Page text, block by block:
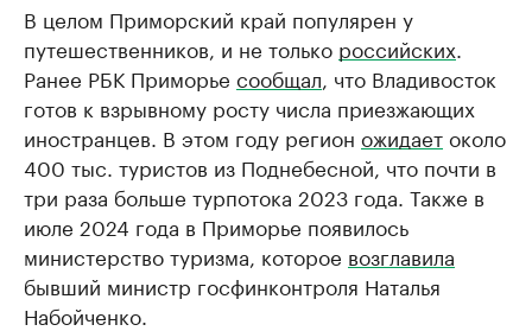
В целом Приморский край популярен у
путешественников, и не только российских
Ранее РБК Приморье сообщал , что Владивосток
готов к взрывному росту числа приезжающих
иностранцев. В этом году регион ожидаетоколо
400 тыс. туристов из Поднебесной, что почти в
три раза больше турпотока 2023 года. Также в
июле 2024 года в Приморье появилось
министерство туризма, которое возглавила
бывший министр госфинконтроля Наталья
Набойченко.